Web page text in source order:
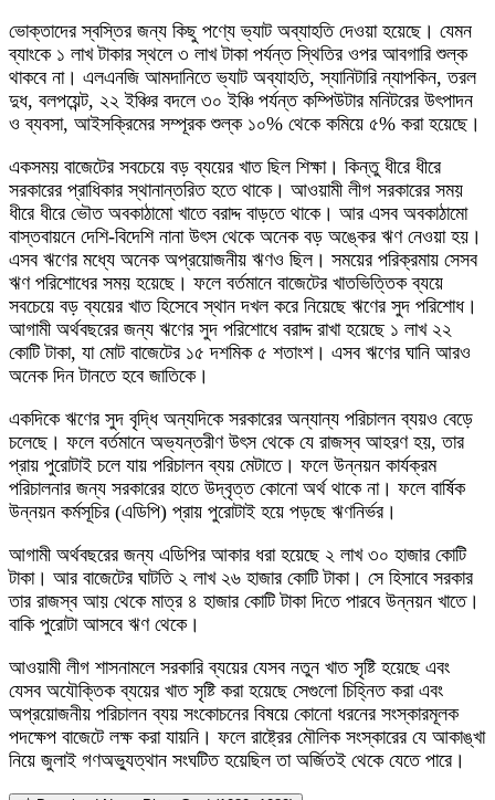
ভোক্তাদের স্বস্তির জন্য কিছু পণ্যে ভ্যাট অব্যাহতি দেওয়া হয়েছে। যেমন
ব্যাংকে ১ লাখ টাকার স্থলে ৩ লাখ টাকা পর্যন্ত স্থিতির ওপর আবগারি শুল্ক
থাকবে না। এলএনজি আমদানিতে ভ্যাট অব্যাহতি, স্যানিটারি ন্যাপকিন, তরল
দুধ, বলপয়েন্ট, ২২ ইঞ্চির বদলে ৩০ ইঞ্চি পর্যন্ত কম্পিউটার মনিটরের উৎপাদন
ও ব্যবসা, আইসক্রিমের সম্পূরক শুল্ক ১০% থেকে কমিয়ে ৫% করা হয়েছে।
একসময় বাজেটের সবচেয়ে বড় ব্যয়ের খাত ছিল শিক্ষা। কিন্তু ধীরে ধীরে
সরকারের প্রাধিকার স্থানান্তরিত হতে থাকে। আওয়ামী লীগ সরকারের সময়
ধীরে ধীরে ভৌত অবকাঠামো খাতে বরাদ্দ বাড়তে থাকে। আর এসব অবকাঠামো
বাস্তবায়নে দেশি-বিদেশি নানা উৎস থেকে অনেক বড় অঙ্কের ঋণ নেওয়া হয়।
এসব ঋণের মধ্যে অনেক অপ্রয়োজনীয় ঋণও ছিল। সময়ের পরিক্রমায় সেসব
ঋণ পরিশোধের সময় হয়েছে। ফলে বর্তমানে বাজেটের খাতভিত্তিক ব্যয়ে
সবচেয়ে বড় ব্যয়ের খাত হিসেবে স্থান দখল করে নিয়েছে ঋণের সুদ পরিশোধ।
আগামী অর্থবছরের জন্য ঋণের সুদ পরিশোধে বরাদ্দ রাখা হয়েছে ১ লাখ ২২
কোটি টাকা, যা মোট বাজেটের ১৫ দশমিক ৫ শতাংশ। এসব ঋণের ঘানি আরও
অনেক দিন টানতে হবে জাতিকে।
একদিকে ঋণের সুদ বৃদ্ধি অন্যদিকে সরকারের অন্যান্য পরিচালন ব্যয়ও বেড়ে
চলেছে। ফলে বর্তমানে অভ্যন্তরীণ উৎস থেকে যে রাজস্ব আহরণ হয়, তার
প্রায় পুরোটাই চলে যায় পরিচালন ব্যয় মেটাতে। ফলে উন্নয়ন কার্যক্রম
পরিচালনার জন্য সরকারের হাতে উদ্বৃত্ত কোনো অর্থ থাকে না। ফলে বার্ষিক
উন্নয়ন কর্মসূচির (এডিপি) প্রায় পুরোটাই হয়ে পড়ছে ঋণনির্ভর।
আগামী অর্থবছরের জন্য এডিপির আকার ধরা হয়েছে ২ লাখ ৩০ হাজার কোটি
টাকা। আর বাজেটের ঘাটতি ২ লাখ ২৬ হাজার কোটি টাকা। সে হিসাবে সরকার
তার রাজস্ব আয় থেকে মাত্র ৪ হাজার কোটি টাকা দিতে পারবে উন্নয়ন খাতে।
বাকি পুরোটা আসবে ঋণ থেকে।
আওয়ামী লীগ শাসনামলে সরকারি ব্যয়ের যেসব নতুন খাত সৃষ্টি হয়েছে এবং
যেসব অযৌক্তিক ব্যয়ের খাত সৃষ্টি করা হয়েছে সেগুলো চিহ্নিত করা এবং
অপ্রয়োজনীয় পরিচালন ব্যয় সংকোচনের বিষয়ে কোনো ধরনের সংস্কারমূলক
পদক্ষেপ বাজেটে লক্ষ করা যায়নি। ফলে রাষ্ট্রের মৌলিক সংস্কারের যে আকাঙ্খা
নিয়ে জুলাই গণঅভ্যুত্থান সংঘটিত হয়েছিল তা অর্জিতই থেকে যেতে পারে।